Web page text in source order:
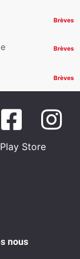
Brèves
Brèves
Brèves
Play Store
nous